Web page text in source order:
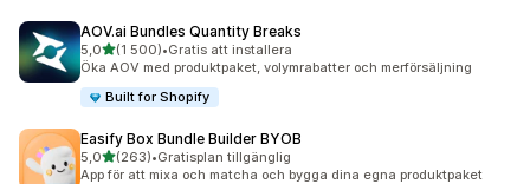
AOV.ai Bundles Quantity Breaks
5,0av 5 stjärnor
(1 500)
1500 recensioner totalt
•Gratis att installera
Öka AOV med produktpaket, volymrabatter och merförsäljning
Built for Shopify
Easify Box Bundle Builder BYOB
5,0av 5 stjärnor
(263)
263 recensioner totalt
•Gratisplan tillgänglig
App för att mixa och matcha och bygga dina egna produktpaket